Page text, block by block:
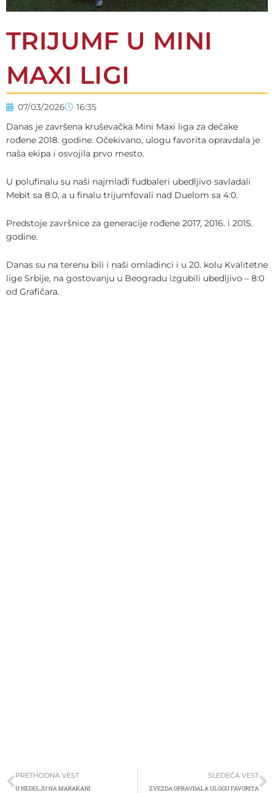
TRIJUMF U MINI
MAXI LIGI
07/03/2026
16:35
Danas je završena kruševačka Mini Maxi liga za dečake
rođene 2018. godine. Očekivano, ulogu favorita opravdala je
naša ekipa i osvojila prvo mesto.
U polufinalu su naši najmlađi fudbaleri ubedljivo savladali
Mebit sa 8:0, a u finalu trijumfovali nad Duelom sa 4:0.
Predstoje završnice za generacije rođene 2017, 2016. i 2015.
godine.
Danas su na terenu bili i naši omladinci i u 20. kolu Kvalitetne
lige Srbije, na gostovanju u Beogradu izgubili ubedljivo – 8:0
od Grafičara.
Prev
PRETHODNA VEST
U NEDELJU NA MARAKANI
SLEDEĆA VEST
ZVEZDA OPRAVDALA ULOGU FAVORITA